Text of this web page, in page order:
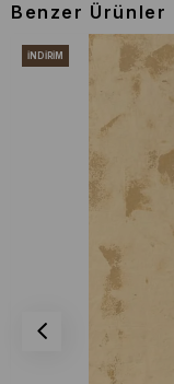
Benzer Ürünler
İNDIRIM